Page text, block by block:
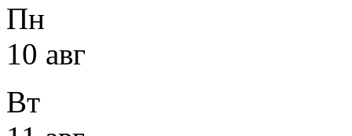
Пн
10 авг
Вт